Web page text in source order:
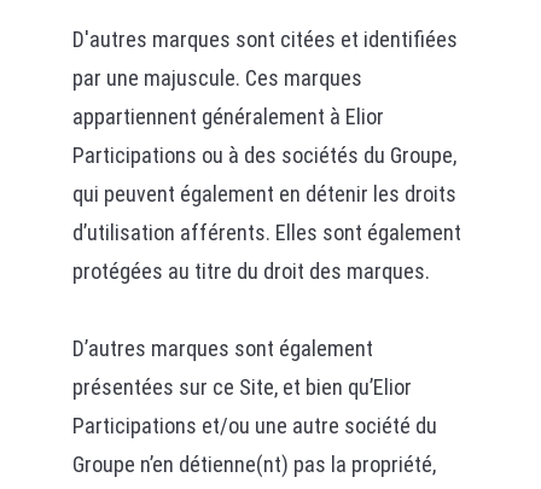
D'autres marques sont citées et identifiées
par une majuscule. Ces marques
appartiennent généralement à Elior
Participations ou à des sociétés du Groupe,
qui peuvent également en détenir les droits
d’utilisation afférents. Elles sont également
protégées au titre du droit des marques.
D’autres marques sont également
présentées sur ce Site, et bien qu’Elior
Participations et/ou une autre société du
Groupe n’en détienne(nt) pas la propriété,